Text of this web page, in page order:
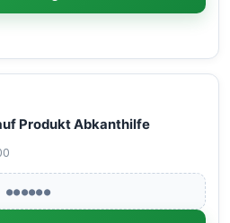
Produkt Abkanthilfe
●●●●●●